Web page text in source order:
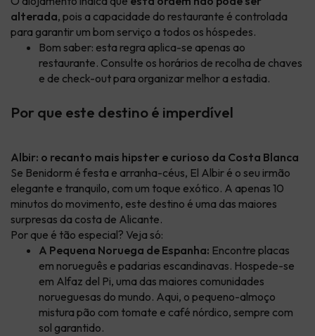
alterada, pois a capacidade do restaurante é controlada
para garantir um bom serviço a todos os hóspedes.
Bom saber: esta regra aplica-se apenas ao
restaurante. Consulte os horários de recolha de chaves
e de check-out para organizar melhor a estadia.
Por que este destino é imperdível
Albir: o recanto mais hipster e curioso da Costa Blanca
Se Benidorm é festa e arranha-céus, El Albir é o seu irmão
elegante e tranquilo, com um toque exótico. A apenas 10
minutos do movimento, este destino é uma das maiores
surpresas da costa de Alicante.
Por que é tão especial? Veja só:
A Pequena Noruega de Espanha: Encontre placas
em norueguês e padarias escandinavas. Hospede-se
em Alfaz del Pi, uma das maiores comunidades
norueguesas do mundo. Aqui, o pequeno-almoço
mistura pão com tomate e café nórdico, sempre com
sol garantido.